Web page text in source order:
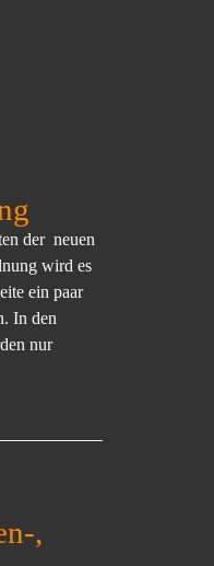
der neuen
wird es
ein paar
In den
nur
,